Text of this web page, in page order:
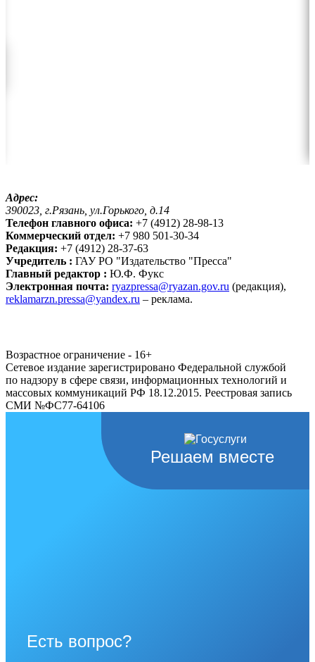
Адрес:
390023, г.Рязань, ул.Горького, д.14
Телефон главного офиса: +7 (4912) 28-98-13
Коммерческий отдел: +7 980 501-30-34
Редакция: +7 (4912) 28-37-63
Учредитель : ГАУ РО "Издательство "Пресса"
Главный редактор : Ю.Ф. Фукс
Электронная почта: ryazpressa@ryazan.gov.ru (редакция),
reklamarzn.pressa@yandex.ru – реклама.
Возрастное ограничение - 16+
Сетевое издание зарегистрировано Федеральной службой
по надзору в сфере связи, информационных технологий и
массовых коммуникаций РФ 18.12.2015. Реестровая запись
СМИ №ФС77-64106
Решаем вместе
Есть вопрос?